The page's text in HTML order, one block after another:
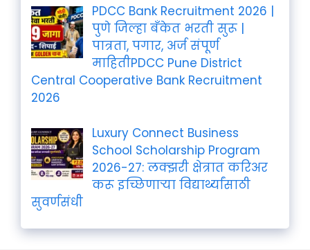
PDCC Bank Recruitment 2026 |
पुणे जिल्हा बँकेत भरती सुरू |
पात्रता, पगार, अर्ज संपूर्ण
माहितीPDCC Pune District
Central Cooperative Bank Recruitment
2026
Luxury Connect Business
School Scholarship Program
2026-27: लक्झरी क्षेत्रात करिअर
करू इच्छिणाऱ्या विद्यार्थ्यांसाठी
सुवर्णसंधी